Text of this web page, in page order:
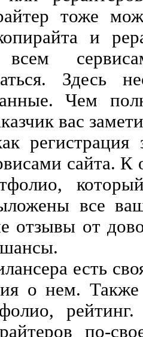
тоже
и
Здесь
Чем
вас
регистрация
сайта. К
все
отзывы от
есть
о нем. Также
по-